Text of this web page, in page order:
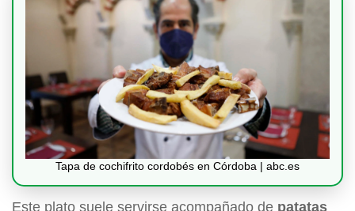
Tapa de cochifrito cordobés en Córdoba | abc.es
Este plato suele servirse acompañado de patatas